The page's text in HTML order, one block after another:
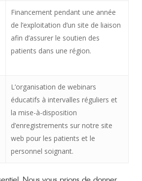
Financement pendant une année
de l’exploitation d’un site de liaison
afin d’assurer le soutien des
patients dans une région.
L’organisation de webinars
éducatifs à intervalles réguliers et
la mise-à-disposition
d’enregistrements sur notre site
web pour les patients et le
personnel soignant.